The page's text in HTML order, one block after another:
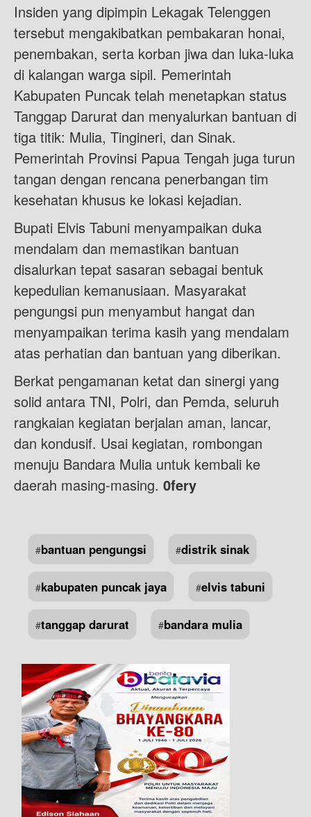
Insiden yang dipimpin Lekagak Telenggen
tersebut mengakibatkan pembakaran honai,
penembakan, serta korban jiwa dan luka-luka
di kalangan warga sipil. Pemerintah
Kabupaten Puncak telah menetapkan status
Tanggap Darurat dan menyalurkan bantuan di
tiga titik: Mulia, Tingineri, dan Sinak.
Pemerintah Provinsi Papua Tengah juga turun
tangan dengan rencana penerbangan tim
kesehatan khusus ke lokasi kejadian.
Bupati Elvis Tabuni menyampaikan duka
mendalam dan memastikan bantuan
disalurkan tepat sasaran sebagai bentuk
kepedulian kemanusiaan. Masyarakat
pengungsi pun menyambut hangat dan
menyampaikan terima kasih yang mendalam
atas perhatian dan bantuan yang diberikan.
Berkat pengamanan ketat dan sinergi yang
solid antara TNI, Polri, dan Pemda, seluruh
rangkaian kegiatan berjalan aman, lancar,
dan kondusif. Usai kegiatan, rombongan
menuju Bandara Mulia untuk kembali ke
daerah masing-masing. 0fery
#bantuan pengungsi #distrik sinak
#kabupaten puncak jaya #elvis tabuni
#tanggap darurat #bandara mulia